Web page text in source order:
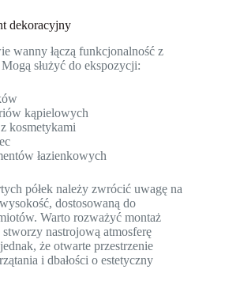
dekoracyjny
wanny łączą funkcjonalność z
służyć do ekspozycji:
kąpielowych
kosmetykami
łazienkowych
półek należy zwrócić uwagę na
dostosowaną do
Warto rozważyć montaż
nastrojową atmosferę
że otwarte przestrzenie
i dbałości o estetyczny